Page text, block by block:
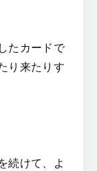
たカードで
り来たりす
続けて、よ